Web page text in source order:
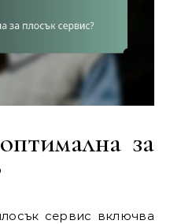
за
сервис включва